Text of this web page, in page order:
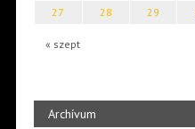
« szept
27
28 29
Archívum